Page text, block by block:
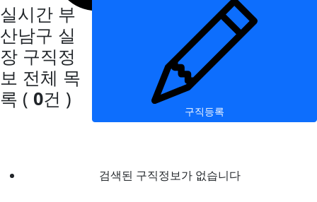
실시간 부
산남구 실
장 구직정
보 전체 목
록 ( 0건 )
구직등록
검색된 구직정보가 없습니다